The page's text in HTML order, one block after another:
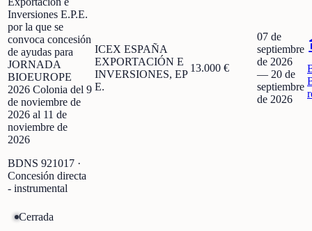
Inversiones E.P.E.
por la que se
convoca concesión
de ayudas para
JORNADA
BIOEUROPE
2026 Colonia del 9
de noviembre de
2026 al 11 de
noviembre de
2026
BDNS 921017 ·
Concesión directa
- instrumental
ICEX ESPAÑA
EXPORTACIÓN E
INVERSIONES, EP
E.
13.000 €
07 de
septiembre
de 2026
— 20 de
septiembre
de 2026
Cerrada